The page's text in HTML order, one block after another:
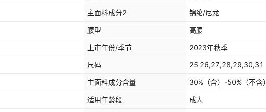
主面料成分2 锦纶/尼龙
腰型 高腰
上市年份/季节 2023年秋季
尺码 25,26,27,28,29,30,31
主面料成分含量 30%（含）-50%（不含）
适用年龄段 成人